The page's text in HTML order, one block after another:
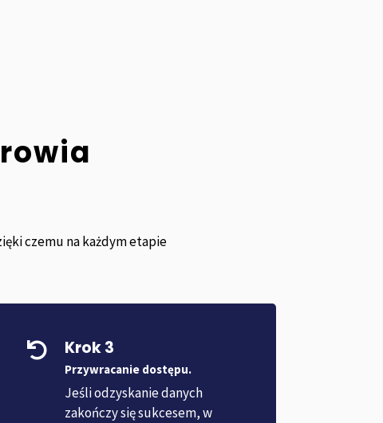
czemu na każdym etapie
 Krok 3
Przywracanie dostępu.
Jeśli odzyskanie danych
zakończy się sukcesem, w